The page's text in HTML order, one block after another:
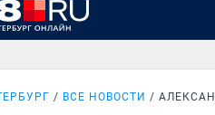
ВСЕ НОВОСТИ